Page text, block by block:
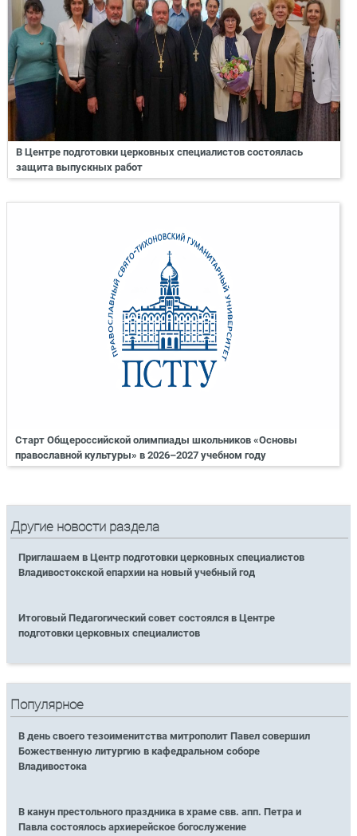
В Центре подготовки церковных специалистов состоялась
защита выпускных работ
Старт Общероссийской олимпиады школьников «Основы
православной культуры» в 2026–2027 учебном году
Другие новости раздела
Приглашаем в Центр подготовки церковных специалистов
Владивостокской епархии на новый учебный год
Итоговый Педагогический совет состоялся в Центре
подготовки церковных специалистов
Популярное
В день своего тезоименитства митрополит Павел совершил
Божественную литургию в кафедральном соборе
Владивостока
В канун престольного праздника в храме свв. апп. Петра и
Павла состоялось архиерейское богослужение